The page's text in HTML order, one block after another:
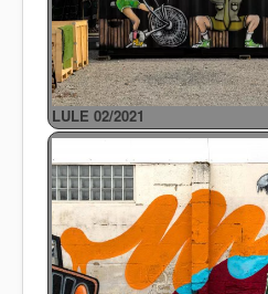
LULE 02/2021